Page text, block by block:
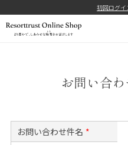
初回ログ
お問い合
お問い合わせ件名 *